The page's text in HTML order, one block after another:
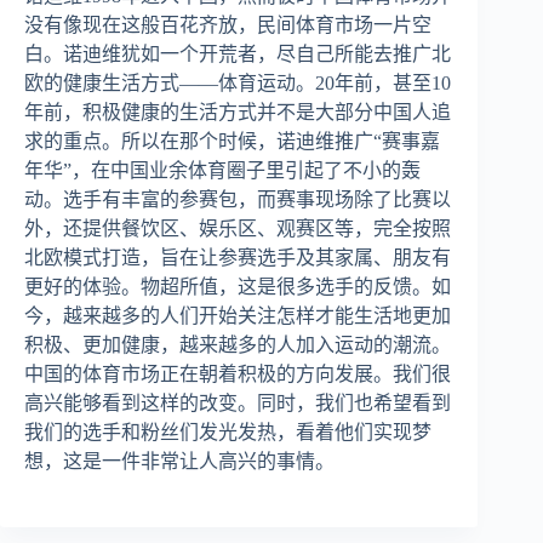
没有像现在这般百花齐放，民间体育市场一片空
白。诺迪维犹如一个开荒者，尽自己所能去推广北
欧的健康生活方式——体育运动。20年前，甚至10
年前，积极健康的生活方式并不是大部分中国人追
求的重点。所以在那个时候，诺迪维推广“赛事嘉
年华”，在中国业余体育圈子里引起了不小的轰
动。选手有丰富的参赛包，而赛事现场除了比赛以
外，还提供餐饮区、娱乐区、观赛区等，完全按照
北欧模式打造，旨在让参赛选手及其家属、朋友有
更好的体验。物超所值，这是很多选手的反馈。如
今，越来越多的人们开始关注怎样才能生活地更加
积极、更加健康，越来越多的人加入运动的潮流。
中国的体育市场正在朝着积极的方向发展。我们很
高兴能够看到这样的改变。同时，我们也希望看到
我们的选手和粉丝们发光发热，看着他们实现梦
想，这是一件非常让人高兴的事情。